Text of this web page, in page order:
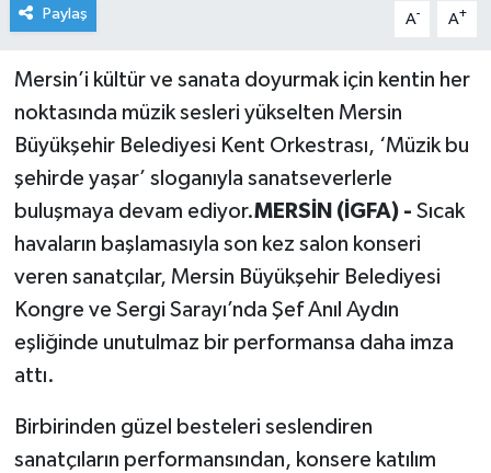
Paylaş A- A+
Mersin’i kültür ve sanata doyurmak için kentin her
noktasında müzik sesleri yükselten Mersin
Büyükşehir Belediyesi Kent Orkestrası, ‘Müzik bu
şehirde yaşar’ sloganıyla sanatseverlerle
buluşmaya devam ediyor.MERSİN (İGFA) - Sıcak
havaların başlamasıyla son kez salon konseri
veren sanatçılar, Mersin Büyükşehir Belediyesi
Kongre ve Sergi Sarayı’nda Şef Anıl Aydın
eşliğinde unutulmaz bir performansa daha imza
attı.
Birbirinden güzel besteleri seslendiren
sanatçıların performansından, konsere katılım